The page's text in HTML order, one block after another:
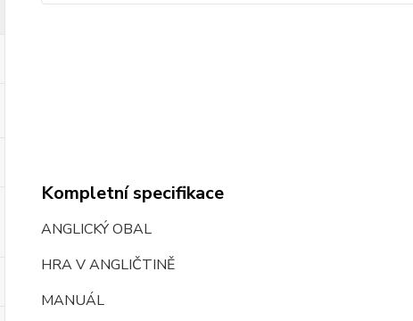
Kompletní specifikace
ANGLICKÝ OBAL
HRA V ANGLIČTINĚ
MANUÁL